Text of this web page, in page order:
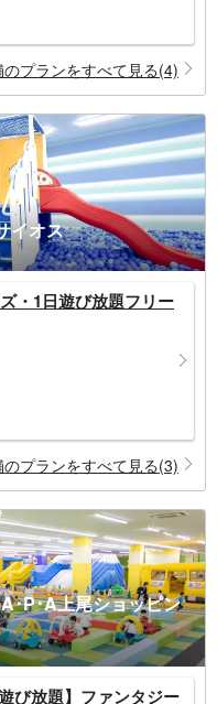
のプランをすべて見る(4)
イオス
・1日遊び放題フリー
のプランをすべて見る(3)
･P･A上尾ショッピン
び放題】ファンタジー